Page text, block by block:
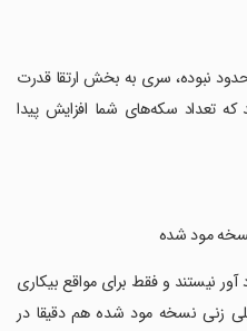
نبوده، سری به بخش ارتقا قدرت
که تعداد سکه‌های شما افزایش پیدا
مود شده
نیستند و فقط برای مواقع بیکاری
زنی نسخه مود شده هم دقیقا در